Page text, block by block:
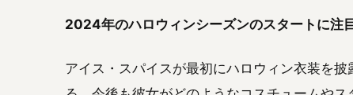
2024年のハロウィンシーズンのスタートに注
アイス・スパイスが最初にハロウィン衣装を